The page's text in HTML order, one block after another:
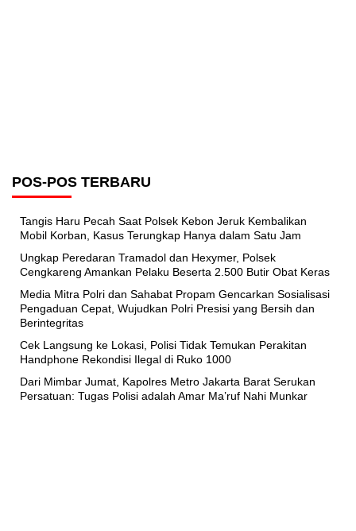
POS-POS TERBARU
Tangis Haru Pecah Saat Polsek Kebon Jeruk Kembalikan
Mobil Korban, Kasus Terungkap Hanya dalam Satu Jam
Ungkap Peredaran Tramadol dan Hexymer, Polsek
Cengkareng Amankan Pelaku Beserta 2.500 Butir Obat Keras
Media Mitra Polri dan Sahabat Propam Gencarkan Sosialisasi
Pengaduan Cepat, Wujudkan Polri Presisi yang Bersih dan
Berintegritas
Cek Langsung ke Lokasi, Polisi Tidak Temukan Perakitan
Handphone Rekondisi Ilegal di Ruko 1000
Dari Mimbar Jumat, Kapolres Metro Jakarta Barat Serukan
Persatuan: Tugas Polisi adalah Amar Ma’ruf Nahi Munkar